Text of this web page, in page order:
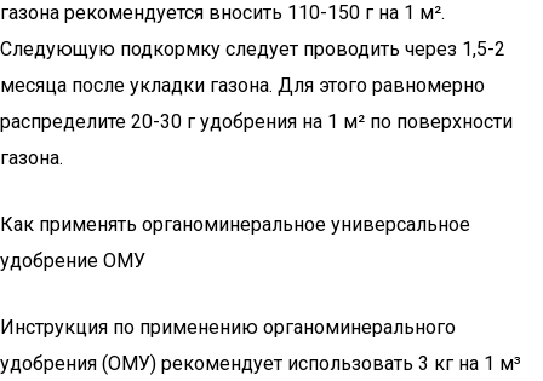
газона рекомендуется вносить 110-150 г на 1 м².
Следующую подкормку следует проводить через 1,5-2
месяца после укладки газона. Для этого равномерно
распределите 20-30 г удобрения на 1 м² по поверхности
газона.
Как применять органоминеральное универсальное
удобрение ОМУ
Инструкция по применению органоминерального
удобрения (ОМУ) рекомендует использовать 3 кг на 1 м³